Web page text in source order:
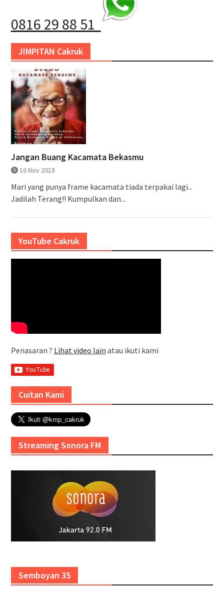
0816 29 88 51
JIMPITAN Cakruk
Jangan Buang Kacamata Bekasmu
16 Nov 2018
Mari yang punya frame kacamata tiada terpakai lagi...
Jadilah Terang!! Kumpulkan dan...
YouTube Cakruk
Penasaran ? Lihat video lain atau ikuti kami
Cuitan Kami
Streaming Sonora FM
Semboyan 35